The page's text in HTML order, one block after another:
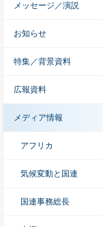
メッセージ／演説
お知らせ
特集／背景資料
広報資料
メディア情報
アフリカ
気候変動と国連
国連事務総長